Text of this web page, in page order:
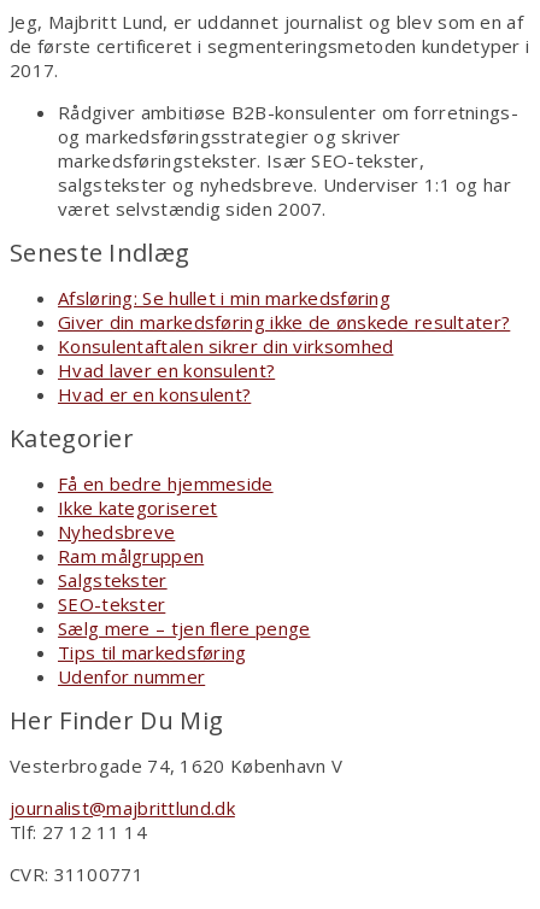
Jeg, Majbritt Lund, er uddannet journalist og blev som en af
de første certificeret i segmenteringsmetoden kundetyper i
2017.
Rådgiver ambitiøse B2B-konsulenter om forretnings-
og markedsføringsstrategier og skriver
markedsføringstekster. Især SEO-tekster,
salgstekster og nyhedsbreve. Underviser 1:1 og har
været selvstændig siden 2007.
Seneste Indlæg
Afsløring: Se hullet i min markedsføring
Giver din markedsføring ikke de ønskede resultater?
Konsulentaftalen sikrer din virksomhed
Hvad laver en konsulent?
Hvad er en konsulent?
Kategorier
Få en bedre hjemmeside
Ikke kategoriseret
Nyhedsbreve
Ram målgruppen
Salgstekster
SEO-tekster
Sælg mere – tjen flere penge
Tips til markedsføring
Udenfor nummer
Her Finder Du Mig
Vesterbrogade 74, 1620 København V
journalist@majbrittlund.dk
Tlf: 27 12 11 14
CVR: 31100771